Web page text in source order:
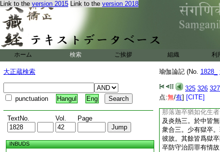
Link to the version 2015 Link to the version 2018
ホーム 検索 ご挨拶 組織 利
大正蔵検索
punctuation Hangul Eng
TextNo. Vol. Page
INBUDS
瑜伽論記 (No. 1828_
325 326 327
点:無/有] [CITE]
欹側餘而自映故見
非天手障以爲日蝕
餘經説言。有贍部
昔三獸共行仁義時
城。寶吉祥菩薩作
百弓量。依梁朝尺
長四百丈。靜息王
二實有情鬼趣所攝
染増上業故。生那
宗説在五百由旬鬼
那落迦卒猶如化生
及炎熱三。於中皆
衆合三。少有獄卒
彼故。其餘皆爲獄
卒防守治罰罪有情